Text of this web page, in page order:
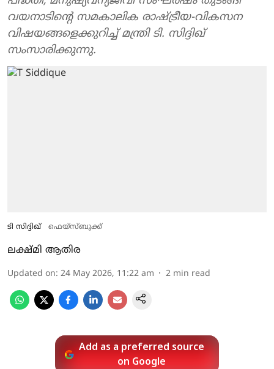
വയനാടിന്റെ സമകാലിക രാഷ്ട്രീയ-വികസന
വിഷയങ്ങളെക്കുറിച്ച് മന്ത്രി ടി. സിദ്ദിഖ്
സംസാരിക്കുന്നു.
ടി സിദ്ദിഖ് ഫെയ്‌സ്ബുക്ക്‌
ലക്ഷ്മി ആതിര
Updated on: 24 May 2026, 11:22 am 2 min read
Add as a preferred source
on Google